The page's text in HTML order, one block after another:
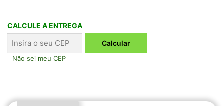
CALCULE A ENTREGA
Não sei meu CEP